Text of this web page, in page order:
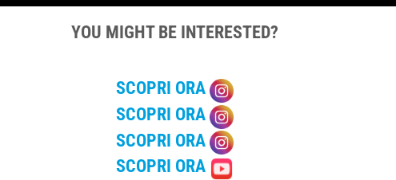
del tipo di bagno chimico, della durata del noleggio, e della
weekend/evento, a seconda delle caratteristiche richieste.
ai modelli standard o con lavandino, ma con un leggero
YOU MIGHT BE INTERESTED?
SCOPRI ORA
SCOPRI ORA
SCOPRI ORA
SCOPRI ORA